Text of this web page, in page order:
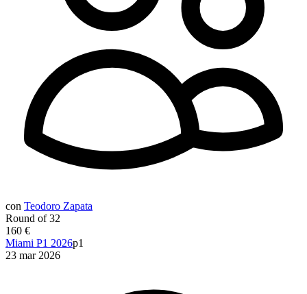
con Teodoro Zapata
Round of 32
160 €
Miami P1 2026p1
23 mar 2026